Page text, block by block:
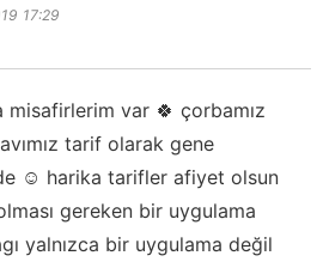
17:29
misafirlerim var 🍀 çorbamız
tarif olarak gene
☺️ harika tarifler afiyet olsun
gereken bir uygulama
yalnızca bir uygulama değil